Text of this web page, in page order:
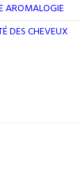
AROMALOGIE
DES CHEVEUX